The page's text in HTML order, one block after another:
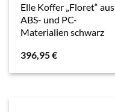
Elle Koffer „Floret“ aus
ABS- und PC-
Materialien schwarz
396,95€